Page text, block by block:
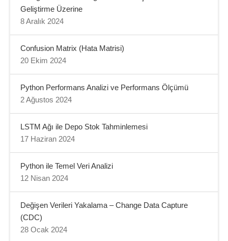
Geliştirme Üzerine
8 Aralık 2024
Confusion Matrix (Hata Matrisi)
20 Ekim 2024
Python Performans Analizi ve Performans Ölçümü
2 Ağustos 2024
LSTM Ağı ile Depo Stok Tahminlemesi
17 Haziran 2024
Python ile Temel Veri Analizi
12 Nisan 2024
Değişen Verileri Yakalama – Change Data Capture
(CDC)
28 Ocak 2024